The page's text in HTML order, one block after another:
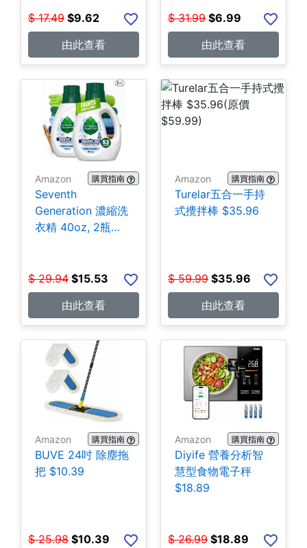
$ 17.49 $9.62
由此查看
$ 31.99 $6.99
由此查看
Amazon 購買指南
Seventh
Generation 濃縮洗
衣精 40oz, 2瓶
$ 29.94 $15.53
由此查看
Amazon 購買指南
Turelar五合一手持
式攪拌棒 $35.96
$ 59.99 $35.96
由此查看
Amazon 購買指南
BUVE 24吋 除塵拖
把 $10.39
$ 25.98 $10.39
Amazon 購買指南
Diyife 營養分析智
慧型食物電子秤
$18.89
$ 26.99 $18.89